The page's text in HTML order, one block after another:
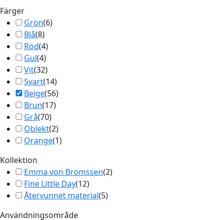
Färger
Grön(6)
Blå(8)
Röd(4)
Gul(4)
Vit(32)
Svart(14)
Beige(56)
Brun(17)
Grå(70)
Oblekt(2)
Orange(1)
Kollektion
Emma von Brömssen(2)
Fine Little Day(12)
Återvunnet material(5)
Användningsområde